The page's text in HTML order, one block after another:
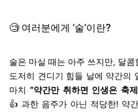
🧐 여러분에게 ‘술’이란?
술은 마실 때는 아주 쓰지만, 달
도저히 견디기 힘들 날에 약간의
마치“약간만 취하면 인생은 축
👍 과한 음주가 아닌 적당한! 약